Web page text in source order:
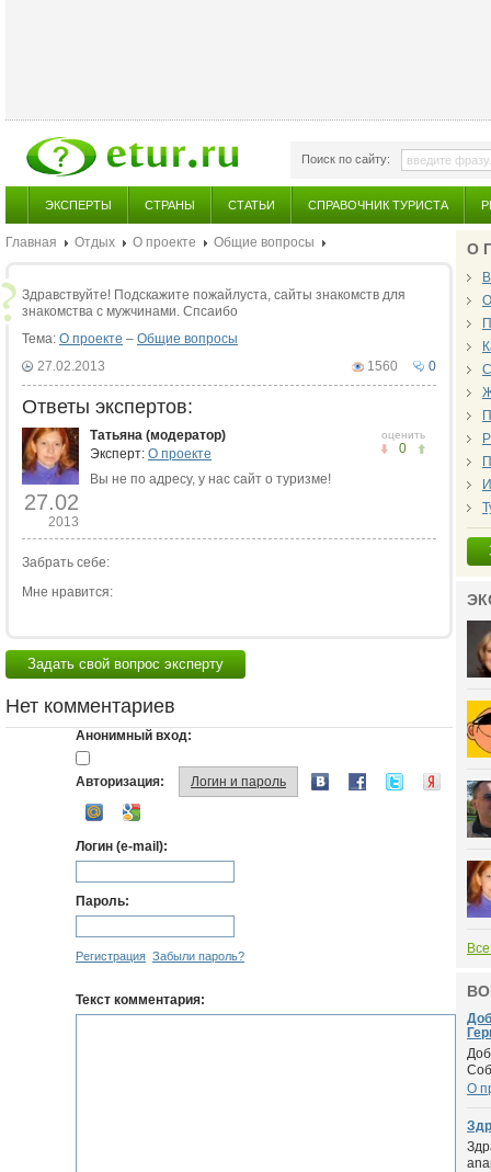
Поиск по сайту:
ЭКСПЕРТЫ СТРАНЫ СТАТЬИ СПРАВОЧНИК ТУРИСТА
Главная Отдых О проекте Общие вопросы
Здравствуйте! Подскажите пожайлуста, сайты знакомств для
знакомства с мужчинами. Спсаибо
Тема: О проекте – Общие вопросы
0
1560
27.02.2013
Ответы экспертов:
27.02
2013
оценить
0
Татьяна (модератор)
Эксперт: О проекте
Вы не по адресу, у нас сайт о туризме!
Забрать себе:
Мне нравится:
Задать свой вопрос эксперту
Нет комментариев
Анонимный вход:
Авторизация: Логин и пароль
Логин (e-mail):
Пароль:
Регистрация Забыли пароль?
Текст комментария:
О
О